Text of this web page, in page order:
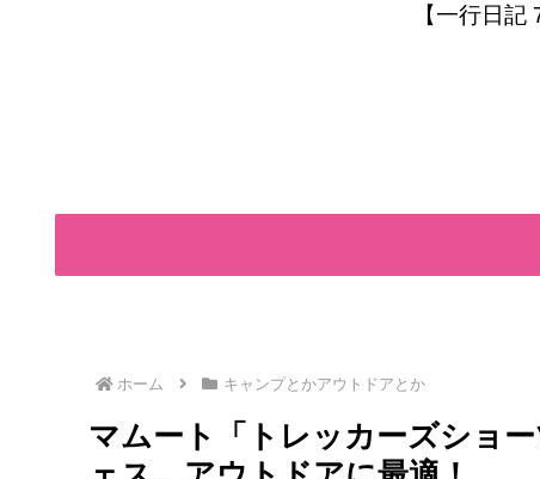
【一行日
ホーム キャンプとかアウトドアとか
マムート「トレッカーズショ